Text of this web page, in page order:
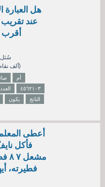
هل العبارة
أقرب
سُئل
202ألفنقاط)
أم
العدد
٤٥٦٢١٠٣
يكون
الناتج
أعطى
فطيرته،